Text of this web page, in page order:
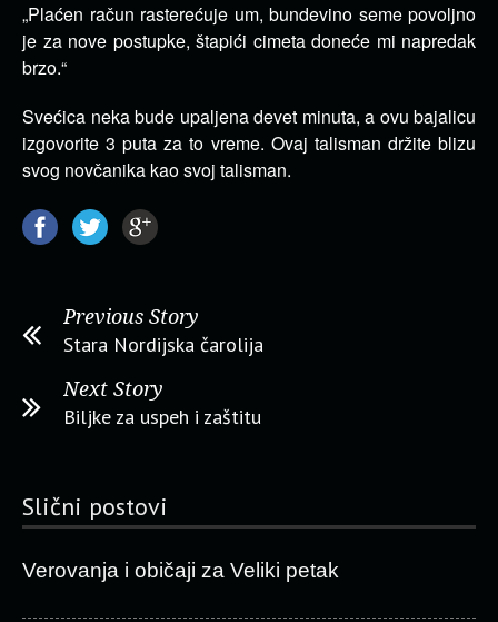
„Plaćen račun rasterećuje um, bundevino seme povoljno
je za nove postupke, štapići cimeta doneće mi napredak
brzo.“
Svećica neka bude upaljena devet minuta, a ovu bajalicu
izgovorite 3 puta za to vreme. Ovaj talisman držite blizu
svog novčanika kao svoj talisman.
Previous Story
Stara Nordijska čarolija
Next Story
Biljke za uspeh i zaštitu
Slični postovi
Verovanja i običaji za Veliki petak